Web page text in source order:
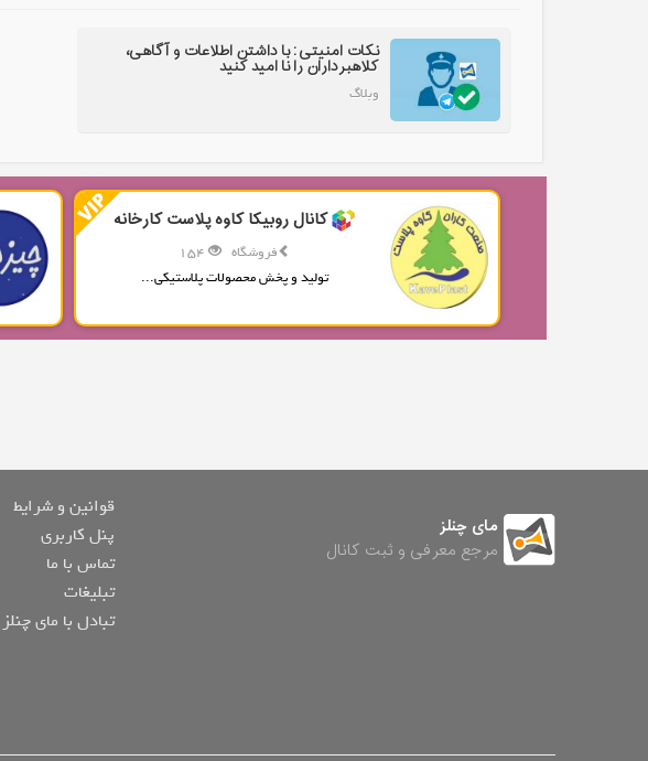
نکات امنیتی: با داشتن اطلاعات و آگاهی،
کلاهبرداران را نا امید کنید
وبلاگ
کانال روبیکا کاوه پلاست کارخانه
فروشگاه
تولید و پخش محصولات پلاستیکی...
مای چنلز
مرجع معرفی و ثبت کانال
قوانین و شرایط
پنل کاربری
تماس با ما
تبلیغات
تبادل با مای چنلز